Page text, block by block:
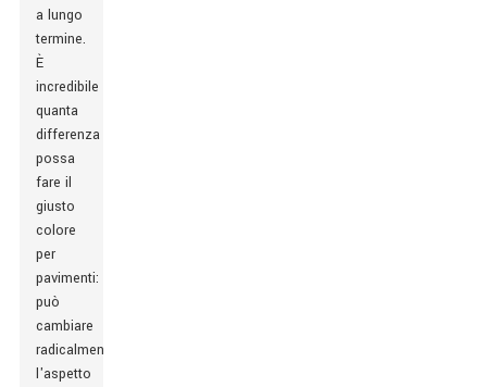
a lungo
termine.
È
incredibile
quanta
differenza
possa
fare il
giusto
colore
per
pavimenti:
può
cambiare
radicalmente
l'aspetto